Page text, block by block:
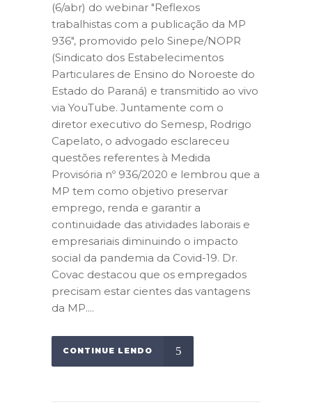
(6/abr) do webinar "Reflexos
trabalhistas com a publicação da MP
936", promovido pelo Sinepe/NOPR
(Sindicato dos Estabelecimentos
Particulares de Ensino do Noroeste do
Estado do Paraná) e transmitido ao vivo
via YouTube. Juntamente com o
diretor executivo do Semesp, Rodrigo
Capelato, o advogado esclareceu
questões referentes à Medida
Provisória nº 936/2020 e lembrou que a
MP tem como objetivo preservar
emprego, renda e garantir a
continuidade das atividades laborais e
empresariais diminuindo o impacto
social da pandemia da Covid-19. Dr.
Covac destacou que os empregados
precisam estar cientes das vantagens
da MP....
CONTINUE LENDO